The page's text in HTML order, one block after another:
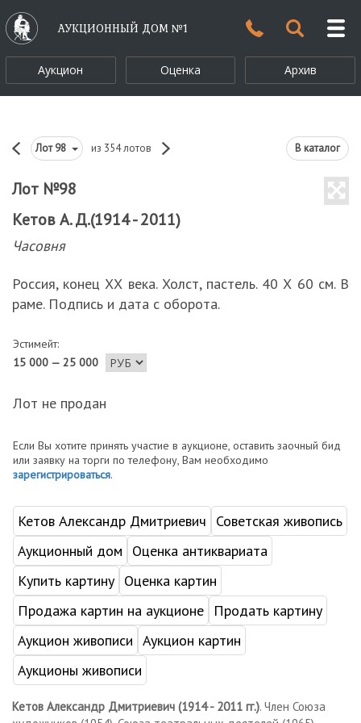
АУКЦИОННЫЙ ДОМ №1
Аукцион Оценка Архив
Лот98 из 354 лотов В каталог
Лот №98
Кетов А. Д.(1914 - 2011)
Часовня
Россия, конец ХХ века. Холст, пастель. 40 Х 60 см. В
раме. Подпись и дата с оборота.
Эстимейт:
15 000 — 25 000
Лот не продан
Если Вы хотите принять участие в аукционе, оставить заочный бид
или заявку на торги по телефону, Вам необходимо
зарегистрироваться.
Кетов Александр Дмитриевич
Советская живопись
Аукционный дом
Оценка антиквариата
Купить картину Оценка картин
Продажа картин на аукционе
Продать картину
Аукцион живописи Аукцион картин
Аукционы живописи
Кетов Александр Дмитриевич (1914 - 2011 гг.). Член Союза